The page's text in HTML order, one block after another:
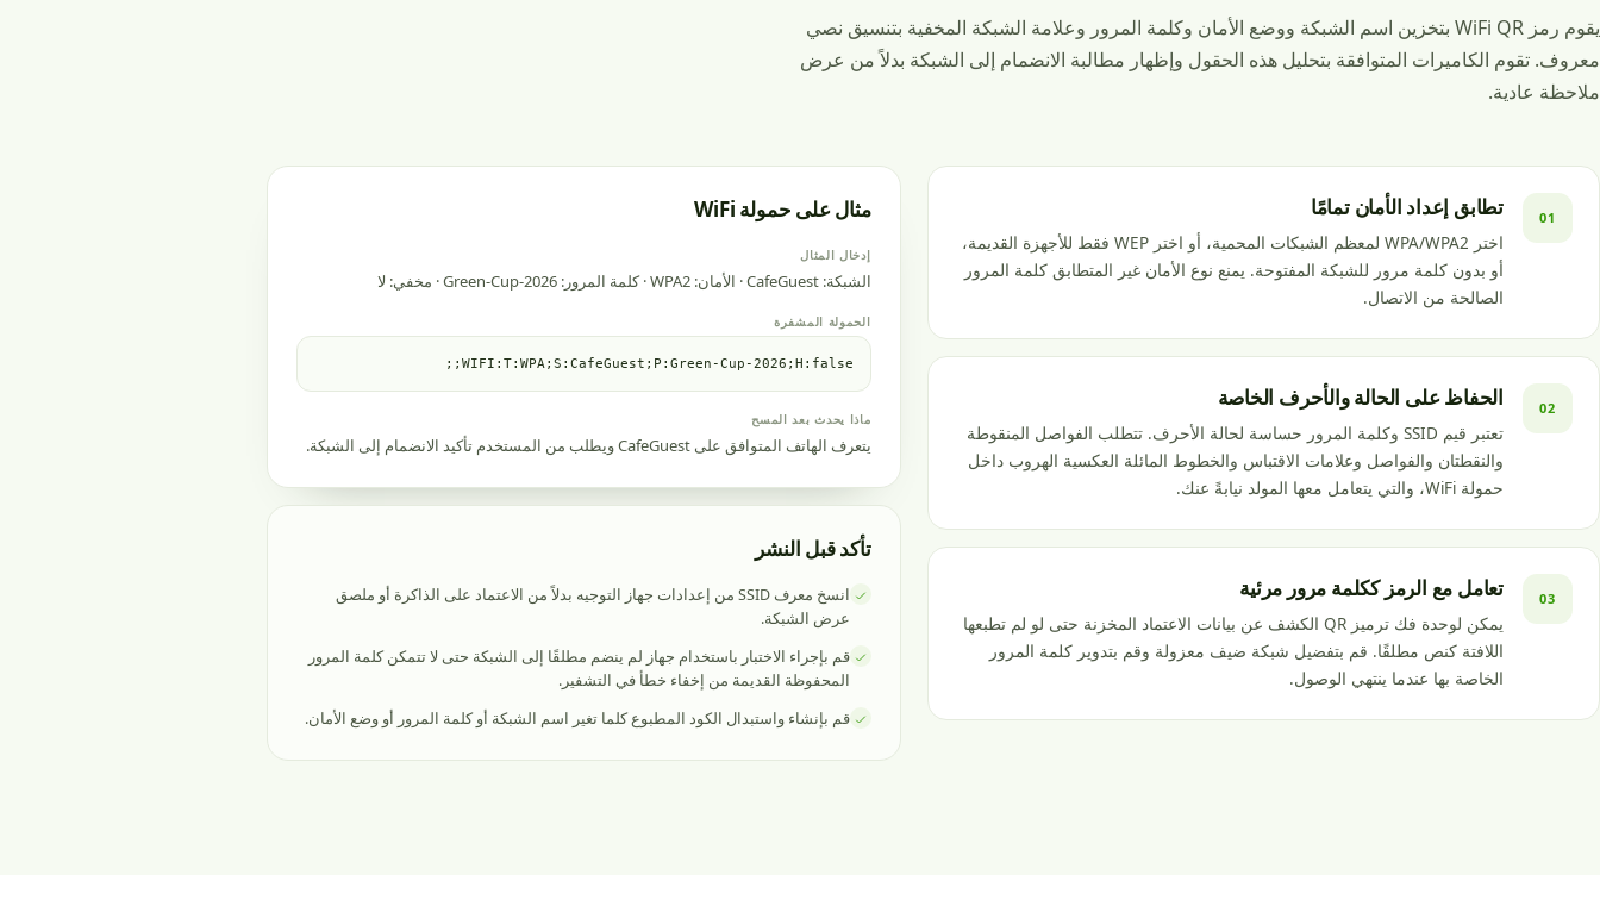
يقوم رمز WiFi QR بتخزين اسم الشبكة ووضع الأمان وكلمة المرور وعلامة الشبكة المخفية بتنسيق نصي
معروف. تقوم الكاميرات المتوافقة بتحليل هذه الحقول وإظهار مطالبة الانضمام إلى الشبكة بدلاً من عرض
ملاحظة عادية.
01 تطابق إعداد الأمان تمامًا
اختر WPA/WPA2 لمعظم الشبكات المحمية، أو اختر WEP فقط للأجهزة القديمة،
أو بدون كلمة مرور للشبكة المفتوحة. يمنع نوع الأمان غير المتطابق كلمة المرور
الصالحة من الاتصال.
02 الحفاظ على الحالة والأحرف الخاصة
تعتبر قيم SSID وكلمة المرور حساسة لحالة الأحرف. تتطلب الفواصل المنقوطة
والنقطتان والفواصل وعلامات الاقتباس والخطوط المائلة العكسية الهروب داخل
حمولة WiFi، والتي يتعامل معها المولد نيابةً عنك.
03 تعامل مع الرمز ككلمة مرور مرئية
يمكن لوحدة فك ترميز QR الكشف عن بيانات الاعتماد المخزنة حتى لو لم تطبعها
اللافتة كنص مطلقًا. قم بتفضيل شبكة ضيف معزولة وقم بتدوير كلمة المرور
الخاصة بها عندما ينتهي الوصول.
مثال على حمولة WiFi
إدخال المثال
الشبكة: CafeGuest · الأمان: WPA2 · كلمة المرور: Green-Cup-2026 · مخفي: لا
الحمولة المشفرة
WIFI:T:WPA;S:CafeGuest;P:Green-Cup-2026;H:false;;
ماذا يحدث بعد المسح
يتعرف الهاتف المتوافق على CafeGuest ويطلب من المستخدم تأكيد الانضمام إلى الشبكة.
تأكد قبل النشر
انسخ معرف SSID من إعدادات جهاز التوجيه بدلاً من الاعتماد على الذاكرة أو ملصق
عرض الشبكة.
قم بإجراء الاختبار باستخدام جهاز لم ينضم مطلقًا إلى الشبكة حتى لا تتمكن كلمة المرور
المحفوظة القديمة من إخفاء خطأ في التشفير.
قم بإنشاء واستبدال الكود المطبوع كلما تغير اسم الشبكة أو كلمة المرور أو وضع الأمان.